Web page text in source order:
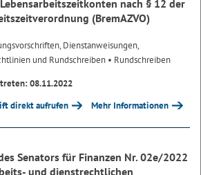
nach § 12 der
(BremAZVO)
Dienstanweisungen,
und Rundschreiben • Rundschreiben
08.11.2022
direkt aufrufen Mehr Informationen
Senators für Finanzen Nr. 02e/2022
und dienstrechtlichen